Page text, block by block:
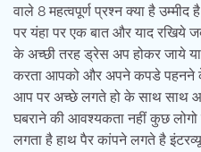
वाले 8 महत्वपूर्ण प्रश्न क्या है
पर यंहा पर एक बात और याद रखिये
के अच्छी तरह ड्रेस अप होकर जाये
करता आपको और अपने कपडे पहनने
आप पर अच्छे लगते हो के साथ साथ
घबराने की आवश्यकता नहीं कुछ
लगता है हाथ पैर कांपने लगते है